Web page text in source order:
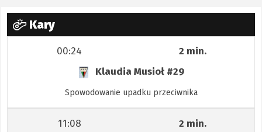
Kary
00:24
2 min.
Klaudia Musioł #29
Spowodowanie upadku przeciwnika
11:08
2 min.